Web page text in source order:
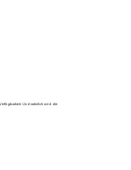
Und natürlich wird die